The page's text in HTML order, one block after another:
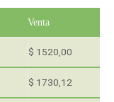
Venta
$ 1520,00
$ 1730,12